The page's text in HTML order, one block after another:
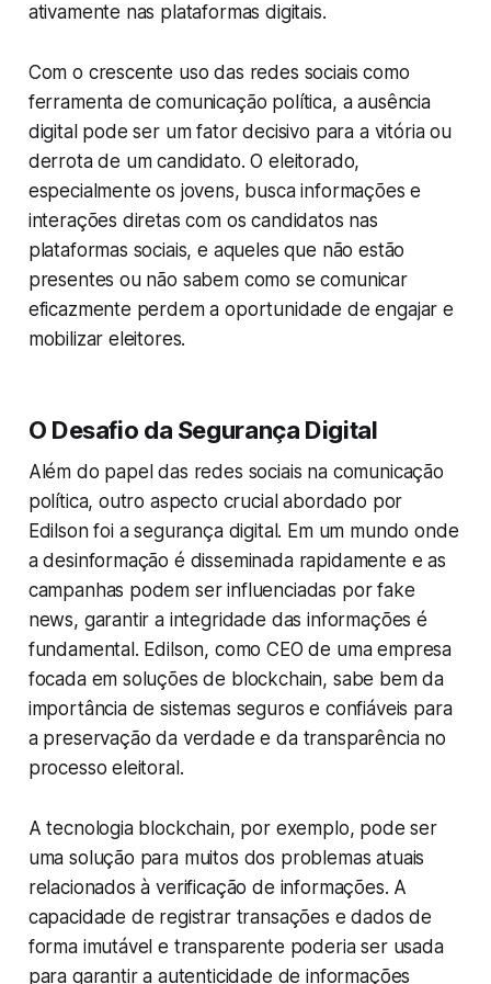
ativamente nas plataformas digitais.
Com o crescente uso das redes sociais como
ferramenta de comunicação política, a ausência
digital pode ser um fator decisivo para a vitória ou
derrota de um candidato. O eleitorado,
especialmente os jovens, busca informações e
interações diretas com os candidatos nas
plataformas sociais, e aqueles que não estão
presentes ou não sabem como se comunicar
eficazmente perdem a oportunidade de engajar e
mobilizar eleitores.
O Desafio da Segurança Digital
Além do papel das redes sociais na comunicação
política, outro aspecto crucial abordado por
Edilson foi a segurança digital. Em um mundo onde
a desinformação é disseminada rapidamente e as
campanhas podem ser influenciadas por fake
news, garantir a integridade das informações é
fundamental. Edilson, como CEO de uma empresa
focada em soluções de blockchain, sabe bem da
importância de sistemas seguros e confiáveis para
a preservação da verdade e da transparência no
processo eleitoral.
A tecnologia blockchain, por exemplo, pode ser
uma solução para muitos dos problemas atuais
relacionados à verificação de informações. A
capacidade de registrar transações e dados de
forma imutável e transparente poderia ser usada
para garantir a autenticidade de informações